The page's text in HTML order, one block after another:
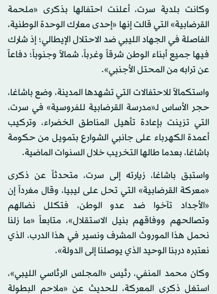
وكانت بلدية سرت، أعلنت احتفالها بذكرى «ملحمة
القرضابية» التي قالت إنها «إحدى معارك الوحدة الوطنية،
الفاصلة في الجهاد الليبي ضد الاحتلال الإيطالي؛ إذ شارك
فيها جميع أبناء الوطن شرقاً وغرباً، شمالاً وجنوباً؛ دفاعاً
عن ترابه من المحتل الأجنبي».
واستكمالاً للاحتفالات التي تشهدها المدينة، وضع باشاغا،
حجر الأساس لـ«مدرسة القرضابية للفروسية» في سرت،
التي تزينت بإعادة تأهيل المناطق الخضراء، وتركيب
أعمدة الكهرباء على جانبي الشوارع بتمويل من حكومة
باشاغا، بعدما طالها التخريب خلال السنوات الماضية.
واستبق باشاغا، زيارته إلى سرت، متحدثاً عن ذكرى
«معركة القرضابية» التي تحل على ليبيا، وقال مغرداً إن
«الأجداد تآخوا ضد عدو الوطن، فتكلل نضالهم
وتصالحهم ووفاقهم بنيل الاستقلال»، متابعاً «ما زلنا
نحمل هذا الموروث المشرف ونسير في هذا الدرب، الذي
نعتبره دربنا الوحيد الذي يوصلنا إلى الدولة».
وكان محمد المنفي، رئيس «المجلس الرئاسي الليبي»،
استغل ذكرى المعركة، للحديث عن «ملاحم البطولة